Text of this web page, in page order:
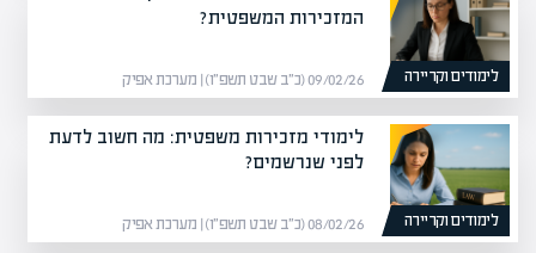
לימודים וקריירה
המזכירות המשפטית?
09/02/26 (כ״ב שבט תשפ״ו) | מערכת אפיק
לימודים וקריירה
לימודי מזכירות משפטית: מה חשוב לדעת
לפני שנרשמים?
08/02/26 (כ״ב שבט תשפ״ו) | מערכת אפיק